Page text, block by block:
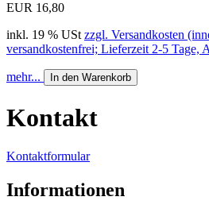
EUR 16,80
inkl. 19 % USt zzgl. Versandkosten
versandkostenfrei; Lieferzeit 2-5 Tage,
mehr... In den Warenkorb
Kontakt
Kontaktformular
Informationen